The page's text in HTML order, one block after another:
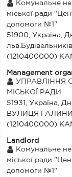
Комунальне
міської ради
допомоги №1"
51900, Україна,
(1210400000)
Management
УПРАВЛІННЯ
МІСЬКОЇ РАДИ
51931, Україна,
ВУЛИЦЯ ГАЛИНИ
(1210400000)
Landlord
Комунальне
міської ради
допомоги №1"